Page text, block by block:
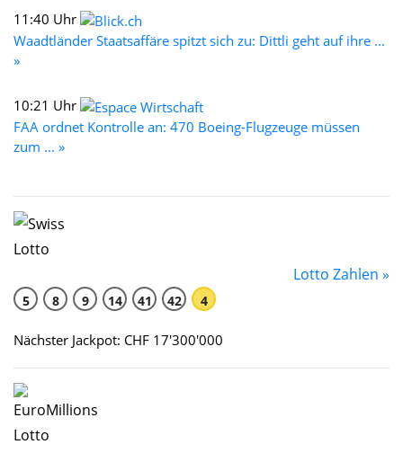
11:40 Uhr
Waadtländer Staatsaffäre spitzt sich zu: Dittli geht auf ihre ...
»
10:21 Uhr
FAA ordnet Kontrolle an: 470 Boeing-Flugzeuge müssen
zum ... »
Lotto Zahlen »
5 8 9 14 41 42 4
Nächster Jackpot: CHF 17'300'000